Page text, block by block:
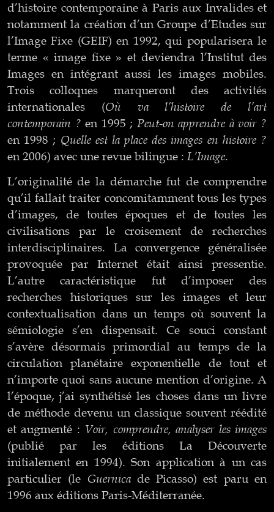
d’histoire contemporaine à Paris aux Invalides et
notamment la création d’un Groupe d’Etudes sur
l’Image Fixe (GEIF) en 1992, qui popularisera le
terme « image fixe » et deviendra l’Institut des
Images en intégrant aussi les images mobiles.
Trois colloques marqueront des activités
internationales (Où va l’histoire de l’art
contemporain ? en 1995 ; Peut-on apprendre à voir ?
en 1998 ; Quelle est la place des images en histoire ?
en 2006) avec une revue bilingue : L’Image.
L’originalité de la démarche fut de comprendre
qu’il fallait traiter concomitamment tous les types
d’images, de toutes époques et de toutes les
civilisations par le croisement de recherches
interdisciplinaires. La convergence généralisée
provoquée par Internet était ainsi pressentie.
L’autre caractéristique fut d’imposer des
recherches historiques sur les images et leur
contextualisation dans un temps où souvent la
sémiologie s’en dispensait. Ce souci constant
s’avère désormais primordial au temps de la
circulation planétaire exponentielle de tout et
n’importe quoi sans aucune mention d’origine. A
l’époque, j’ai synthétisé les choses dans un livre
de méthode devenu un classique souvent réédité
et augmenté : Voir, comprendre, analyser les images
(publié par les éditions La Découverte
initialement en 1994). Son application à un cas
particulier (le Guernica de Picasso) est paru en
1996 aux éditions Paris-Méditerranée.